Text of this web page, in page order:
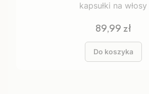
kapsułki na włosy
Cena
89,99 zł
Do koszyka